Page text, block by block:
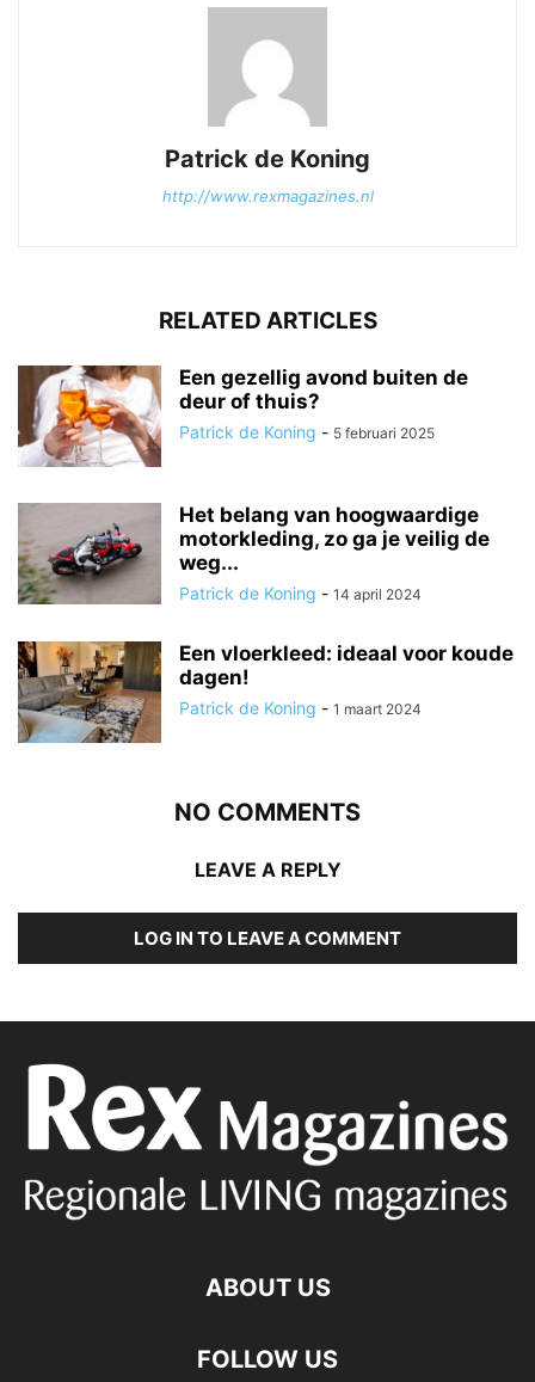
Patrick de Koning
http://www.rexmagazines.nl
RELATED ARTICLES
Een gezellig avond buiten de
deur of thuis?
Patrick de Koning - 5 februari 2025
Het belang van hoogwaardige
motorkleding, zo ga je veilig de
weg...
Patrick de Koning - 14 april 2024
Een vloerkleed: ideaal voor koude
dagen!
Patrick de Koning - 1 maart 2024
NO COMMENTS
LEAVE A REPLY
LOG IN TO LEAVE A COMMENT
ABOUT US
FOLLOW US